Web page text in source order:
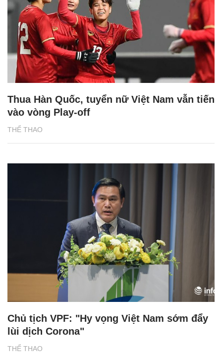
THỂ THAO
Thua Hàn Quốc, tuyển nữ Việt Nam vẫn tiến
vào vòng Play-off
THỂ THAO
Chủ tịch VPF: "Hy vọng Việt Nam sớm đẩy
lùi dịch Corona"